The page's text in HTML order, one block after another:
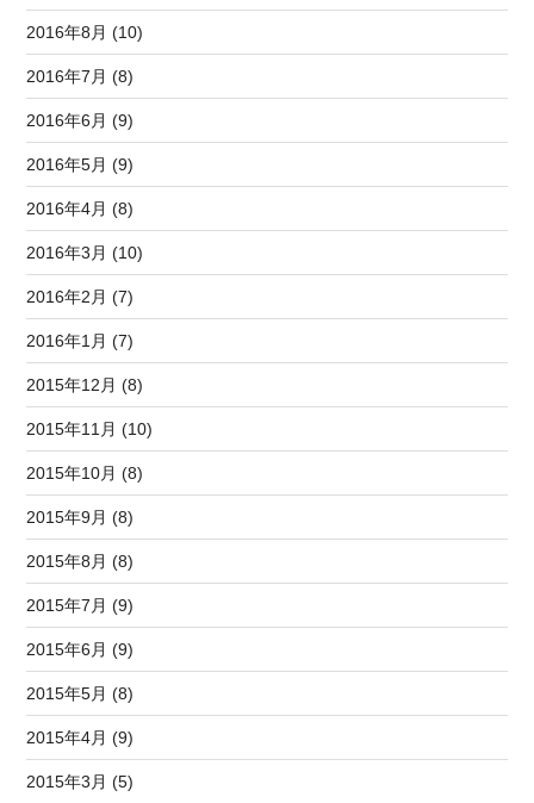
2016年8月 (10)
2016年7月 (8)
2016年6月 (9)
2016年5月 (9)
2016年4月 (8)
2016年3月 (10)
2016年2月 (7)
2016年1月 (7)
2015年12月 (8)
2015年11月 (10)
2015年10月 (8)
2015年9月 (8)
2015年8月 (8)
2015年7月 (9)
2015年6月 (9)
2015年5月 (8)
2015年4月 (9)
2015年3月 (5)